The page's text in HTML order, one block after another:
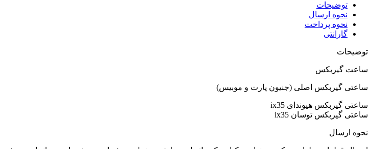
توضیحات
نحوه ارسال
نحوه پرداخت
گارانتی
توضیحات
ساعت گیربکس
ساعتی گیربکس اصلی (جنیون پارت و موبیس)
ساعتی گیربکس هیوندای ix35
ساعتی گیربکس توسان ix35
نحوه ارسال